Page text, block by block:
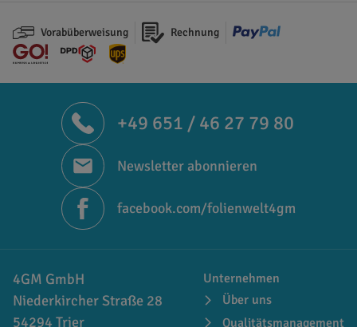
Vorabüberweisung Rechnung
+49 651 / 46 27 79 80
Newsletter abonnieren
facebook.com/folienwelt4gm
4GM GmbH
Niederkircher Straße 28
54294 Trier
Unternehmen
Über uns
Qualitätsmanagement